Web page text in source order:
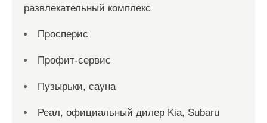
развлекательный комплекс
Просперис
Профит-сервис
Пузырьки, сауна
Реал, официальный дилер Kia, Subaru